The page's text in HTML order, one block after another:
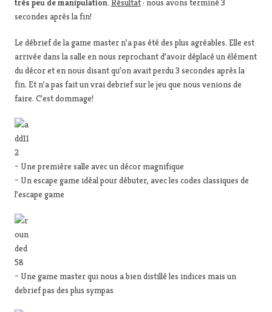
très peu de manipulation.Résultat: nous avons terminé 3
secondes après la fin!
Le débrief de la game master n’a pas été des plus agréables. Elle est
arrivée dans la salle en nous reprochant d’avoir déplacé un élément
du décor et en nous disant qu’on avait perdu 3 secondes après la
fin. Et n’a pas fait un vrai debrief sur le jeu que nous venions de
faire. C’est dommage!
– Une première salle avec un décor magnifique
– Un escape game idéal pour débuter, avec les codes classiques de
l’escape game
– Une game master qui nous a bien distillé les indices mais un
debrief pas des plus sympas